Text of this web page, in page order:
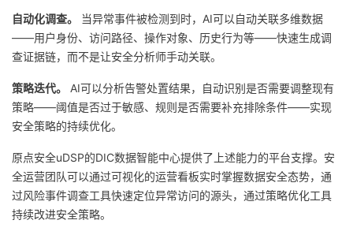
自动化调查。
当异常事件被检测到时，AI可以自动关联多维数据
——用户身份、访问路径、操作对象、历史行为等——快速生成调
查证据链，而不是让安全分析师手动关联。
策略迭代。
AI可以分析告警处置结果，自动识别是否需要调整现有
策略——阈值是否过于敏感、规则是否需要补充排除条件——实现
安全策略的持续优化。
原点安全uDSP的DIC数据智能中心提供了上述能力的平台支撑。安
全运营团队可以通过可视化的运营看板实时掌握数据安全态势，通
过风险事件调查工具快速定位异常访问的源头，通过策略优化工具
持续改进安全策略。